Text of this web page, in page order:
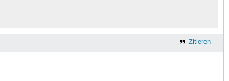
Zitieren